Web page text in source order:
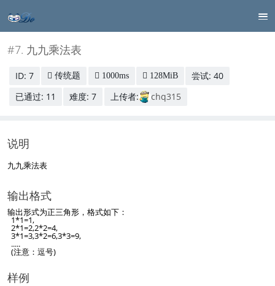
#7. 九九乘法表
ID: 7 传统题 1000ms 128MiB
尝试: 40
已通过: 11
难度: 7 上传者: chq315
说明
九九乘法表
输出格式
输出形式为正三角形，格式如下：
1*1=1,
2*1=2,2*2=4,
3*1=3,3*2=6,3*3=9,
.....
(注意：逗号)
样例